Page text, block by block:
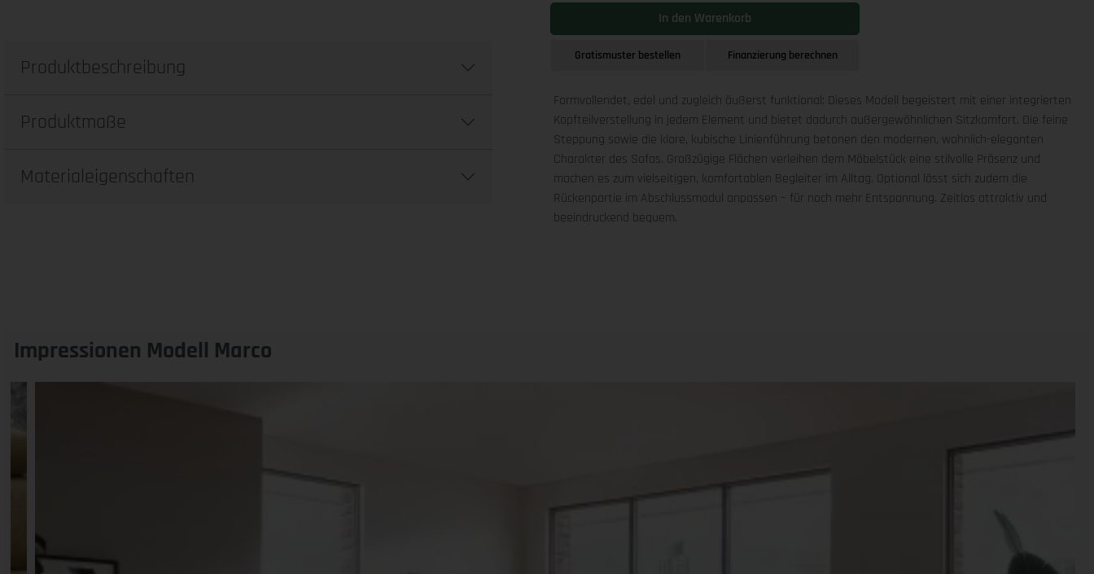
In den Warenkorb
Gratismuster bestellen Finanzierung berechnen
Formvollendet, edel und zugleich äußerst funktional: Dieses Modell begeistert mit einer integrierten
Kopfteilverstellung in jedem Element und bietet dadurch außergewöhnlichen Sitzkomfort. Die feine
Steppung sowie die klare, kubische Linienführung betonen den modernen, wohnlich-eleganten
Charakter des Sofas. Großzügige Flächen verleihen dem Möbelstück eine stilvolle Präsenz und
machen es zum vielseitigen, komfortablen Begleiter im Alltag. Optional lässt sich zudem die
Rückenpartie im Abschlussmodul anpassen – für noch mehr Entspannung. Zeitlos attraktiv und
beeindruckend bequem.
Produktbeschreibung
Produktmaße
Materialeigenschaften
Impressionen Modell Marco